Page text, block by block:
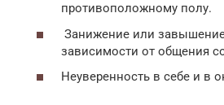
противоположному полу.
Занижение или
зависимости от общения
Неуверенность в себе и в